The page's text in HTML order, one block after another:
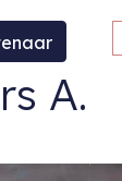
A.